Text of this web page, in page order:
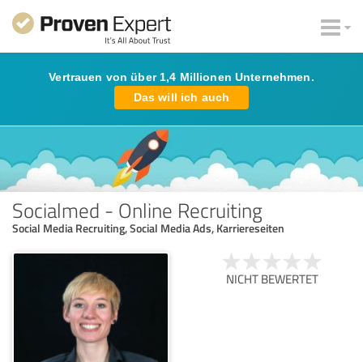
Vertrauen von über 1,4 Millionen Unternehmen.
Das will ich auch
Socialmed - Online Recruiting
Social Media Recruiting, Social Media Ads, Karriereseiten
NICHT BEWERTET